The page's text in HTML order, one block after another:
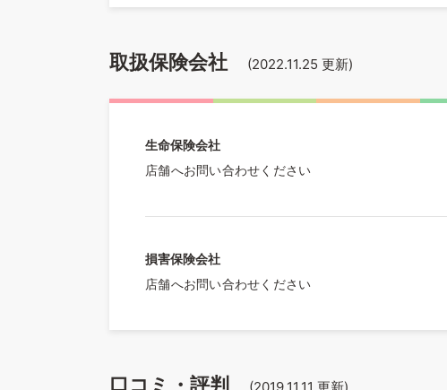
取扱保険会社 (2022.11.25 更新)
生命保険会社
店舗へお問い合わせください
損害保険会社
店舗へお問い合わせください
口コミ・評判